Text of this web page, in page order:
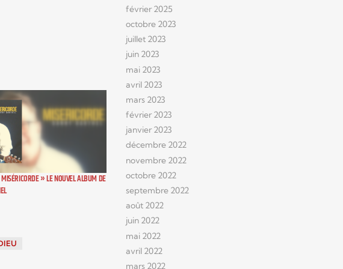
» LE NOUVEL ALBUM DE
février 2025
octobre 2023
juillet 2023
juin 2023
mai 2023
avril 2023
mars 2023
février 2023
janvier 2023
décembre 2022
novembre 2022
octobre 2022
septembre 2022
août 2022
juin 2022
mai 2022
avril 2022
mars 2022